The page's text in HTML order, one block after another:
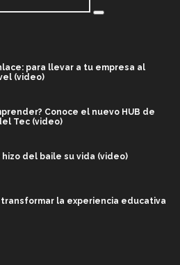
para llevar a tu empresa al
(video)
Conoce el nuevo HUB de
Tec (video)
hizo del baile su vida (video)
transformar la experiencia educativa